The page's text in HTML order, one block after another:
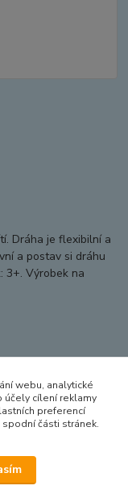
Dráha je flexibilní a
a postav si dráhu
3+. Výrobek na
webu, analytické
účely cílení reklamy
preferencí
části stránek.